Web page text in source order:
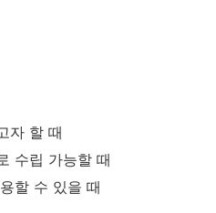
자 할 때
수립 가능할 때
할 수 있을 때